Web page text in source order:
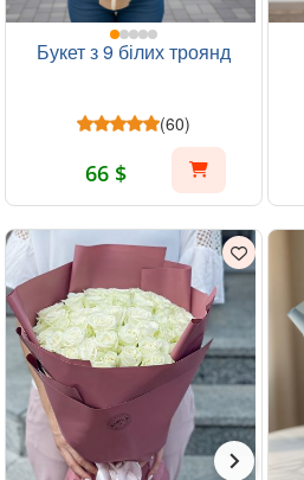
Букет з 9 білих троянд
(60)
66 $